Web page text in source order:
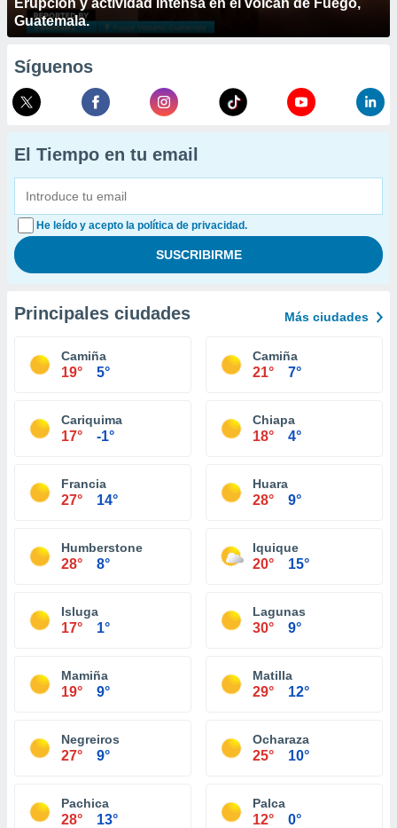
Erupción y actividad intensa en el volcán de Fuego,
Guatemala.
Síguenos
El Tiempo en tu email
He leído y acepto la política de privacidad.
Principales ciudades Más ciudades
Camiña
19° 5°
Camiña
21° 7°
Cariquima
17° -1°
Chiapa
18° 4°
Francia
27° 14°
Huara
28° 9°
Humberstone
28° 8°
Iquique
20° 15°
Isluga
17° 1°
Lagunas
30° 9°
Mamiña
19° 9°
Matilla
29° 12°
Negreiros
27° 9°
Ocharaza
25° 10°
Pachica
28° 13°
Palca
12° 0°